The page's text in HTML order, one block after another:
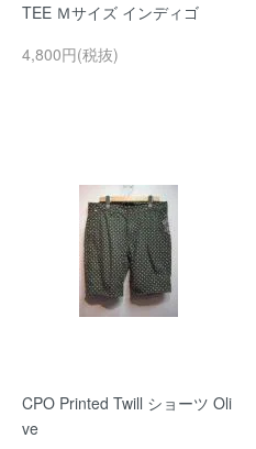
TEE Ｍサイズ インディゴ
4,800円(税抜)
CPO Printed Twill ショーツ Oli
ve